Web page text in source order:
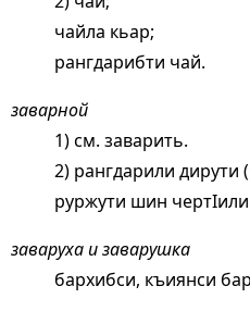
чайла кьар;
рангдарибти чай.
заварной
1) см. заварить.
2) рангдарили дирути
руржути шин
заваруха и заварушка
бархибси, къиянси